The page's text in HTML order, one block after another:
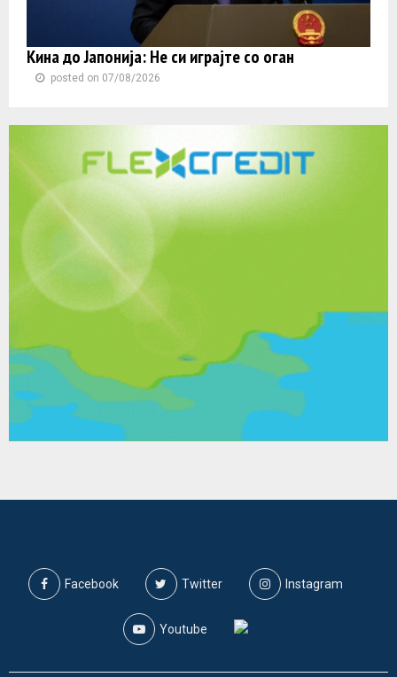
Кина до Јапонија: Не си играјте со оган
posted on 07/08/2026
Facebook Twitter Instagram
Youtube